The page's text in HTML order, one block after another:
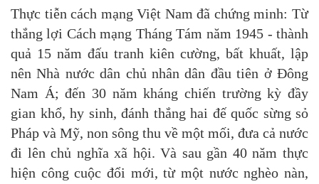
Thực tiễn cách mạng Việt Nam đã chứng minh: Từ
thắng lợi Cách mạng Tháng Tám năm 1945 - thành
quả 15 năm đấu tranh kiên cường, bất khuất, lập
nên Nhà nước dân chủ nhân dân đầu tiên ở Đông
Nam Á; đến 30 năm kháng chiến trường kỳ đầy
gian khổ, hy sinh, đánh thắng hai đế quốc sừng sỏ
Pháp và Mỹ, non sông thu về một mối, đưa cả nước
đi lên chủ nghĩa xã hội. Và sau gần 40 năm thực
hiện công cuộc đổi mới, từ một nước nghèo nàn,